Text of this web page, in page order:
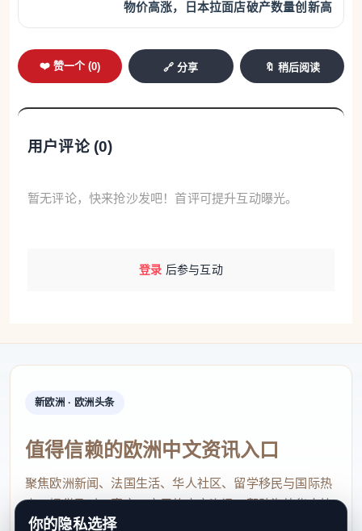
物价高涨，日本拉面店破产数量创新高
❤️ 赞一个 (0) 🔗 分享 🔖 稍后阅读
用户评论 (0)
暂无评论，快来抢沙发吧！首评可提升互动曝光。
登录 后参与互动
新欧洲 · 欧洲头条
值得信赖的欧洲中文资讯入口
聚焦欧洲新闻、法国生活、华人社区、留学移民与国际热
点，提供及时、真实、实用的中文资讯，帮助海外华人快
速了解欧洲动态。
你的隐私选择